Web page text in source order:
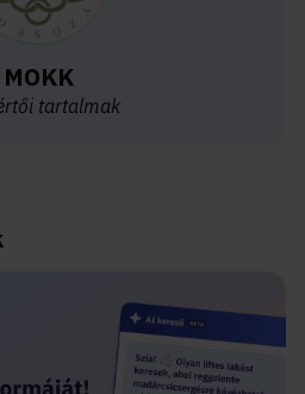
MOKK
tartalmak